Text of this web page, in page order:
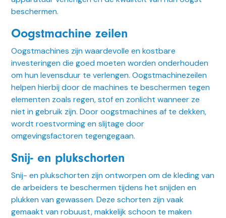
beschermen.
Oogstmachine zeilen
Oogstmachines zijn waardevolle en kostbare
investeringen die goed moeten worden onderhouden
om hun levensduur te verlengen. Oogstmachinezeilen
helpen hierbij door de machines te beschermen tegen
elementen zoals regen, stof en zonlicht wanneer ze
niet in gebruik zijn. Door oogstmachines af te dekken,
wordt roestvorming en slijtage door
omgevingsfactoren tegengegaan.
Snij- en plukschorten
Snij- en plukschorten zijn ontworpen om de kleding van
de arbeiders te beschermen tijdens het snijden en
plukken van gewassen. Deze schorten zijn vaak
gemaakt van robuust, makkelijk schoon te maken